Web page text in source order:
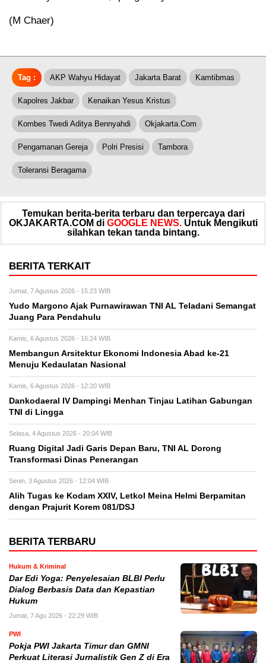
(M Chaer)
Tag : AKP Wahyu Hidayat Jakarta Barat Kamtibmas
Kapolres Jakbar Kenaikan Yesus Kristus
Kombes Twedi Aditya Bennyahdi Okjakarta.com
Pengamanan Gereja Polri Presisi Tambora
Toleransi Beragama
Temukan berita-berita terbaru dan terpercaya dari
OKJAKARTA.COM di GOOGLE NEWS. Untuk Mengikuti
silahkan tekan tanda bintang.
BERITA TERKAIT
Jumat, 7 Agustus 2026 - 15:23 WIB
Yudo Margono Ajak Purnawirawan TNI AL Teladani Semangat
Juang Para Pendahulu
Kamis, 6 Agustus 2026 - 16:24 WIB
Membangun Arsitektur Ekonomi Indonesia Abad ke-21
Menuju Kedaulatan Nasional
Kamis, 6 Agustus 2026 - 12:20 WIB
Dankodaeral IV Dampingi Menhan Tinjau Latihan Gabungan
TNI di Lingga
Selasa, 4 Agustus 2026 - 20:04 WIB
Ruang Digital Jadi Garis Depan Baru, TNI AL Dorong
Transformasi Dinas Penerangan
Senin, 3 Agustus 2026 - 12:04 WIB
Alih Tugas ke Kodam XXIV, Letkol Meina Helmi Berpamitan
dengan Prajurit Korem 081/DSJ
BERITA TERBARU
Hukum & Kriminal
Dar Edi Yoga: Penyelesaian BLBI Perlu
Dialog Berbasis Data dan Kepastian
Hukum
Jumat, 7 Agu 2026 - 22:29 WIB
PWI
Pokja PWI Jakarta Timur dan GMNI
Perkuat Literasi Jurnalistik Gen Z di Era